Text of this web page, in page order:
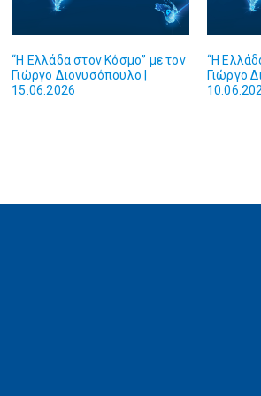
“Η Ελλάδα στον Κόσμο” με τον
Γιώργο Διονυσόπουλο |
15.06.2026
“Η
Γιώργο